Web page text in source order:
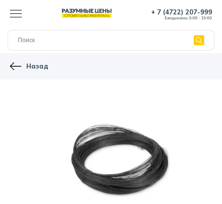
+ 7 (4722) 207-999
Ежедневно, 9:00 - 19:00
Назад